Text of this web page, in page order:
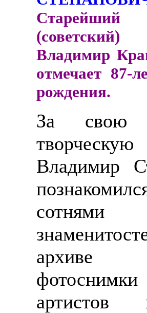
Старейший
(советский)
Владимир
отмечает 87-
рождения.
За свою
Владимир
сотнями
архиве